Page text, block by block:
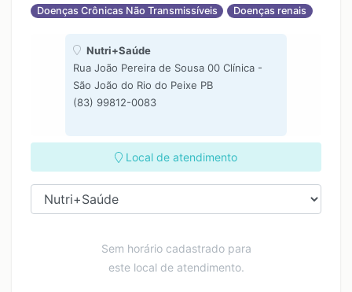
Doenças Crônicas Não Transmissíveis Doenças renais
Nutri+Saúde
Rua João Pereira de Sousa 00 Clínica -
São João do Rio do Peixe PB
(83) 99812-0083
Local de atendimento
Sem horário cadastrado para
este local de atendimento.